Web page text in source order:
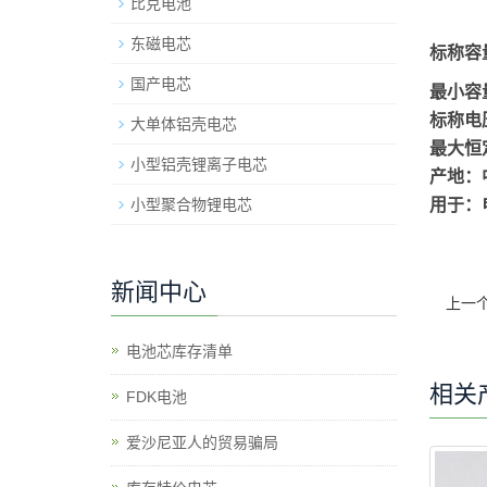
标称容
最小容
标称电
最大恒
产地：
用于：
上一
相关
东磁电芯
国产电芯
大单体铝壳电芯
小型铝壳锂离子电芯
小型聚合物锂电芯
新闻中心
电池芯库存清单
​FDK电池
爱沙尼亚人的贸易骗局